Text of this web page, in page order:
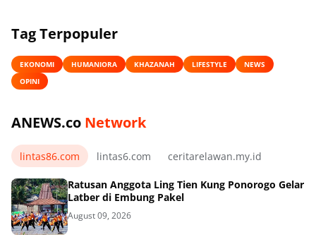
Tag Terpopuler
EKONOMI HUMANIORA KHAZANAH LIFESTYLE
NEWS
OPINI
ANEWS.co Network
lintas86.com lintas6.com ceritarelawan.my.id
Ratusan Anggota Ling Tien Kung Ponorogo Gelar
Latber di Embung Pakel
August 09, 2026